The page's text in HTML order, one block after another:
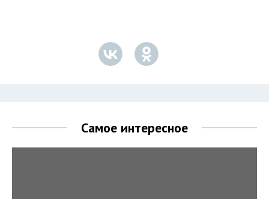
Самое интересное